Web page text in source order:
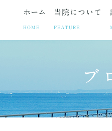
ホーム
HOME
当院について
FEATURE
院長紹介
妊娠中絶 避妊相談
子宮筋腫 子
悩み事 疾患
院長ブログ
ブ